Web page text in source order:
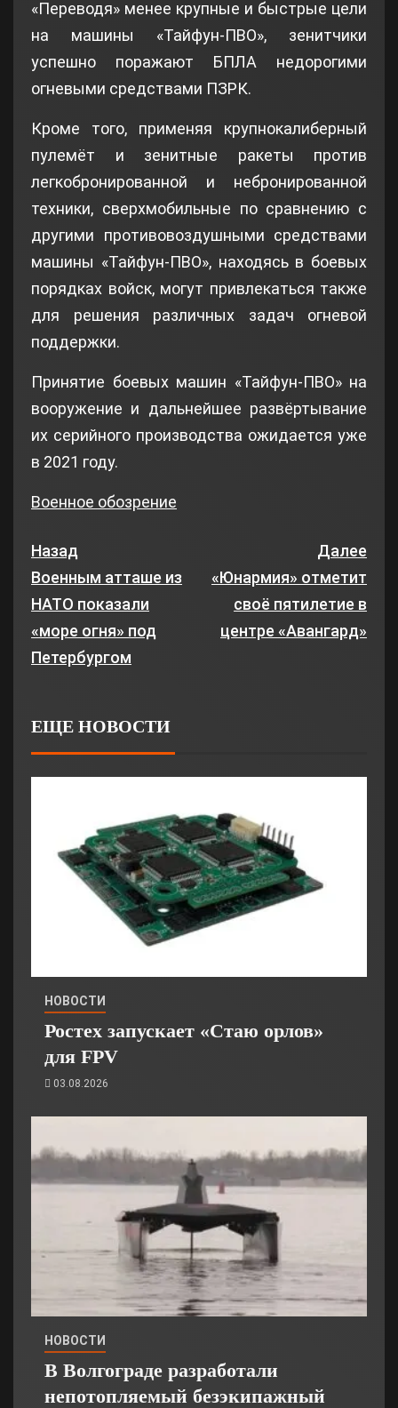
«Переводя» менее крупные и быстрые цели
на машины «Тайфун-ПВО», зенитчики
успешно поражают БПЛА недорогими
огневыми средствами ПЗРК.
Кроме того, применяя крупнокалиберный
пулемёт и зенитные ракеты против
легкобронированной и небронированной
техники, сверхмобильные по сравнению с
другими противовоздушными средствами
машины «Тайфун-ПВО», находясь в боевых
порядках войск, могут привлекаться также
для решения различных задач огневой
поддержки.
Принятие боевых машин «Тайфун-ПВО» на
вооружение и дальнейшее развёртывание
их серийного производства ожидается уже
в 2021 году.
Военное обозрение
Назад
Военным атташе из
НАТО показали
«море огня» под
Петербургом
Далее
«Юнармия» отметит
своё пятилетие в
центре «Авангард»
ЕЩЕ НОВОСТИ
НОВОСТИ
Ростех запускает «Стаю орлов»
для FPV
03.08.2026
НОВОСТИ
В Волгограде разработали
непотопляемый безэкипажный